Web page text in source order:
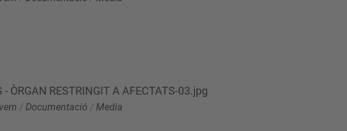
- ÒRGAN RESTRINGIT A AFECTATS-03.jpg
/ Documentació / Media